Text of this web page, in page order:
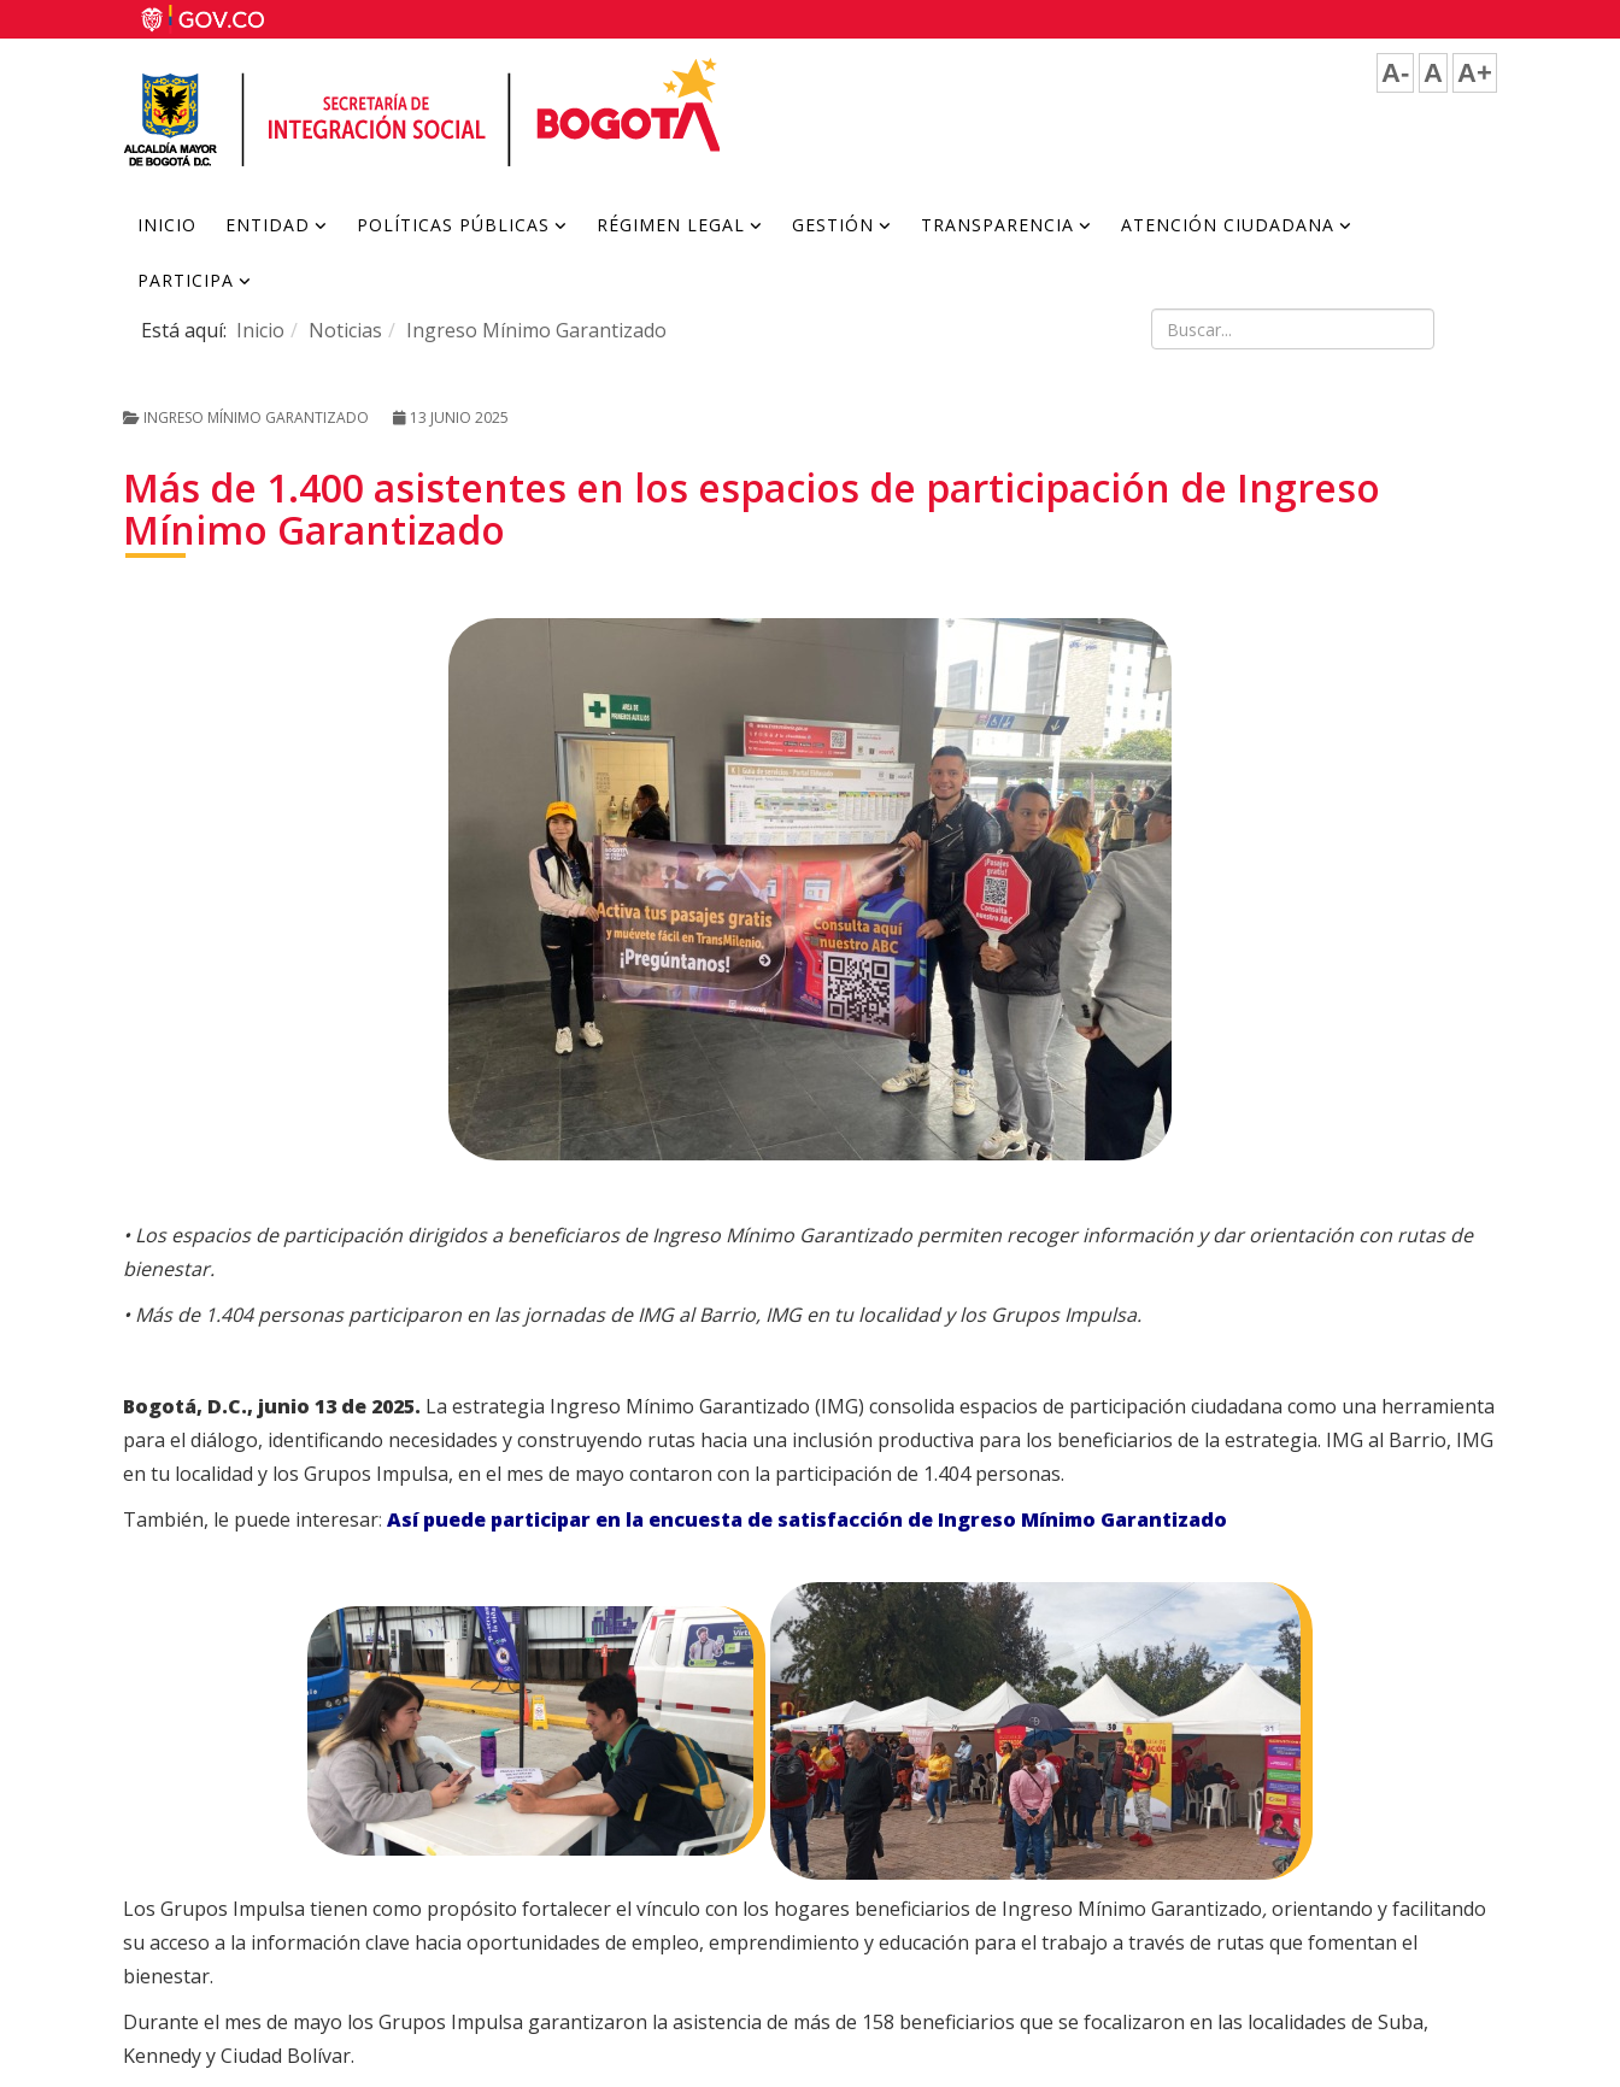
A- A A+
INICIO ENTIDAD POLÍTICAS PÚBLICAS RÉGIMEN LEGAL GESTIÓN TRANSPARENCIA ATENCIÓN CIUDADANA
PARTICIPA
Está aquí: Inicio Noticias Ingreso Mínimo Garantizado
INGRESO MÍNIMO GARANTIZADO 13 JUNIO 2025
Más de 1.400 asistentes en los espacios de participación de Ingreso
Mínimo Garantizado
•Los espacios de participación dirigidos a beneficiaros de Ingreso Mínimo Garantizado permiten recoger información y dar orientación con rutas de
bienestar.
•Más de 1.404 personas participaron en las jornadas de IMG al Barrio, IMG en tu localidad y los Grupos Impulsa.
Bogotá, D.C., junio 13 de 2025. La estrategia Ingreso Mínimo Garantizado (IMG) consolida espacios de participación ciudadana como una herramienta
para el diálogo, identificando necesidades y construyendo rutas hacia una inclusión productiva para los beneficiarios de la estrategia. IMG al Barrio, IMG
en tu localidad y los Grupos Impulsa, en el mes de mayo contaron con la participación de 1.404 personas.
También, le puede interesar: Así puede participar en la encuesta de satisfacción de Ingreso Mínimo Garantizado
Los Grupos Impulsa tienen como propósito fortalecer el vínculo con los hogares beneficiarios de Ingreso Mínimo Garantizado,orientando y facilitando
su acceso a la información clave hacia oportunidades de empleo, emprendimiento y educación para el trabajo a través de rutas que fomentan el
bienestar.
Durante el mes de mayo los Grupos Impulsa garantizaron la asistencia de más de 158 beneficiarios que se focalizaron en las localidades de Suba,
Kennedy y Ciudad Bolívar.